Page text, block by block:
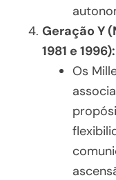
Geração Y
1981 e 1996):
Os